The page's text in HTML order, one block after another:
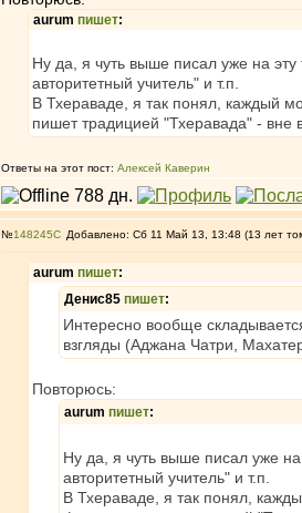
aurum пишет:
Ну да, я чуть выше писал уже на
авторитетный учитель" и т.п.
В Тхераваде, я так понял, каждый
пишет традицией "Тхеравада" - вне
Ответы на этот пост: Алексей Каверин
№148245 Добавлено: Сб 11 Май 13, 13:48 (13 лет
aurum пишет:
Денис85 пишет:
Интересно вообще
взгляды (Аджана Чатри,
Повторюсь:
aurum пишет:
Ну да, я чуть выше писал уже
авторитетный учитель" и т.п.
В Тхераваде, я так понял,